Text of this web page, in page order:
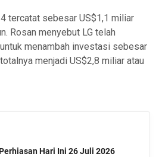
tercatat sebesar US$1,1 miliar
Rosan menyebut LG telah
menambah investasi sebesar
menjadi US$2,8 miliar atau
Hari Ini 26 Juli 2026